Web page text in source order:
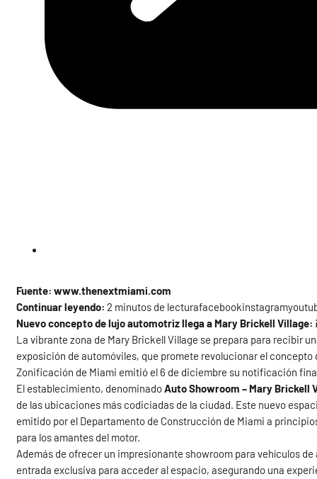
Fuente: www.thenextmiami.com
Continuar leyendo: 2 minutos de
Nuevo concepto de lujo automotriz llega a Mary Brickell
La vibrante zona de Mary Brickell Village se prepara para recibir
exposición de automóviles, que promete revolucionar el
Zonificación de Miami emitió el 6 de diciembre su notificación
El establecimiento, denominadoAuto Showroom – Mary Brickell
de las ubicaciones más codiciadas de la ciudad. Este nuevo
emitido por el Departamento de Construcción de Miami a
para los amantes del motor.
Además de ofrecer un impresionante showroom para vehículos
entrada exclusiva para acceder al espacio, asegurando una